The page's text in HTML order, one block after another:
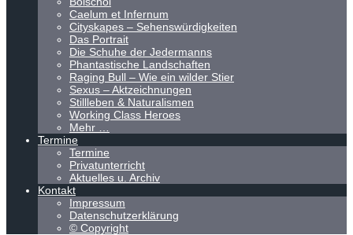
Caelum et Infernum
Cityskapes – Sehenswürdigkeiten
Das Portrait
Die Schuhe der Jedermanns
Phantastische Landschaften
Raging Bull – Wie ein wilder Stier
Sexus – Aktzeichnungen
Stillleben & Naturalismen
Working Class Heroes
Mehr …
Termine
Termine
Privatunterricht
Aktuelles u. Archiv
Kontakt
Impressum
Datenschutzerklärung
© Copyright